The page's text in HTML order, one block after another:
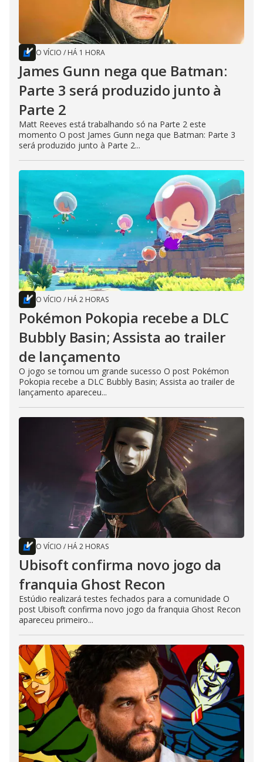
O VÍCIO / HÁ 1 HORA
James Gunn nega que Batman:
Parte 3 será produzido junto à
Parte 2
Matt Reeves está trabalhando só na Parte 2 este
momento O post James Gunn nega que Batman: Parte 3
será produzido junto à Parte 2...
O VÍCIO / HÁ 2 HORAS
Pokémon Pokopia recebe a DLC
Bubbly Basin; Assista ao trailer
de lançamento
O jogo se tornou um grande sucesso O post Pokémon
Pokopia recebe a DLC Bubbly Basin; Assista ao trailer de
lançamento apareceu...
O VÍCIO / HÁ 2 HORAS
Ubisoft confirma novo jogo da
franquia Ghost Recon
Estúdio realizará testes fechados para a comunidade O
post Ubisoft confirma novo jogo da franquia Ghost Recon
apareceu primeiro...